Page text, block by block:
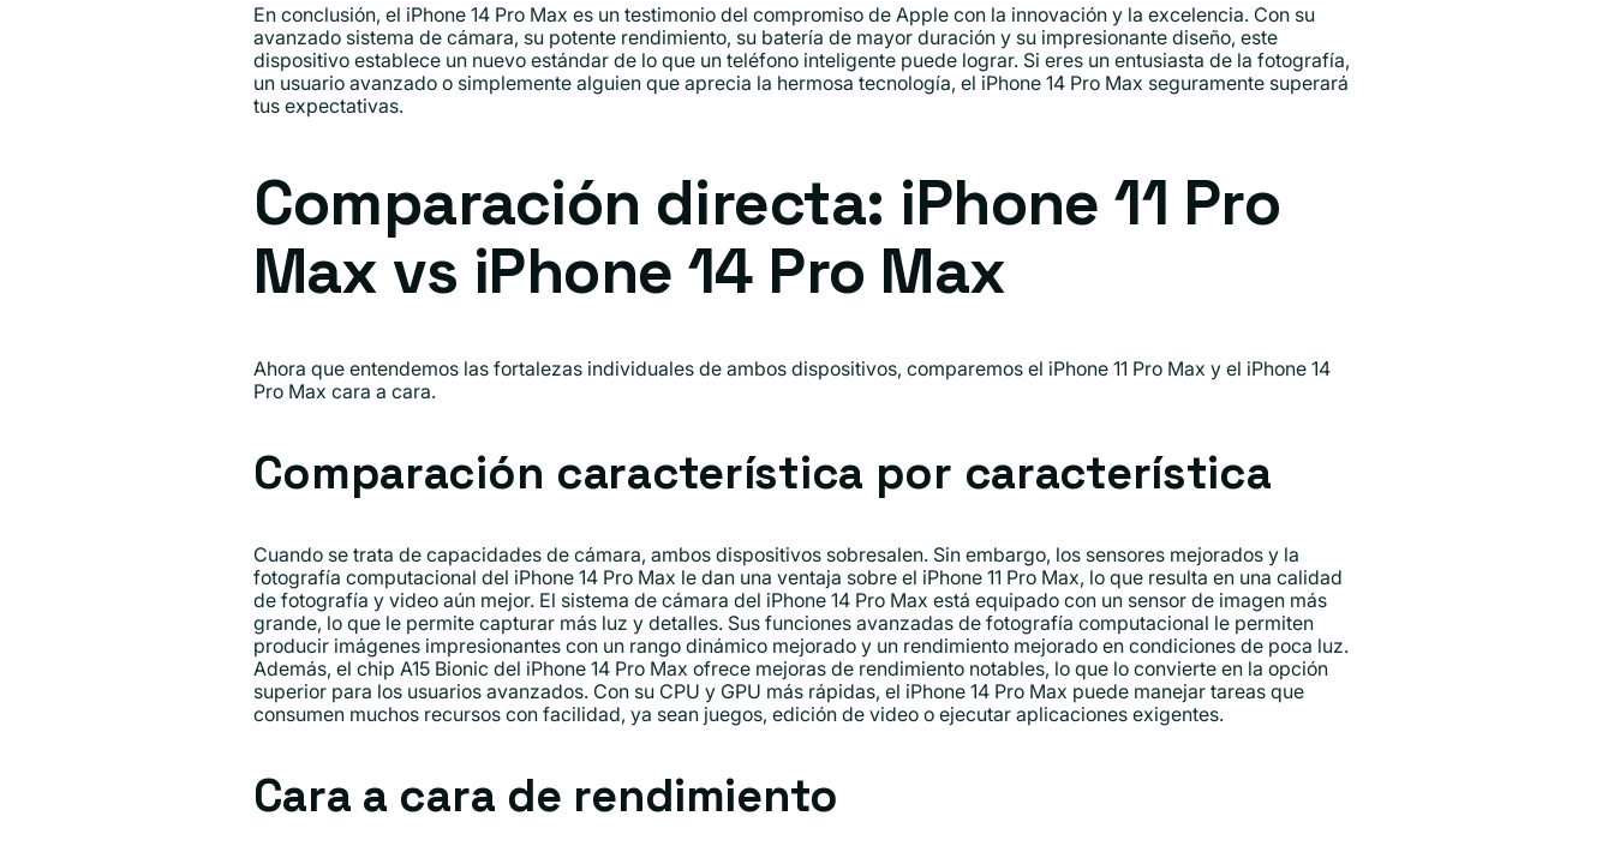
En conclusión, el iPhone 14 Pro Max es un testimonio del compromiso de Apple con la innovación y la excelencia. Con su
avanzado sistema de cámara, su potente rendimiento, su batería de mayor duración y su impresionante diseño, este
dispositivo establece un nuevo estándar de lo que un teléfono inteligente puede lograr. Si eres un entusiasta de la fotografía,
un usuario avanzado o simplemente alguien que aprecia la hermosa tecnología, el iPhone 14 Pro Max seguramente superará
tus expectativas.
Comparación directa: iPhone 11 Pro
Max vs iPhone 14 Pro Max
Ahora que entendemos las fortalezas individuales de ambos dispositivos, comparemos el iPhone 11 Pro Max y el iPhone 14
Pro Max cara a cara.
Comparación característica por característica
Cuando se trata de capacidades de cámara, ambos dispositivos sobresalen. Sin embargo, los sensores mejorados y la
fotografía computacional del iPhone 14 Pro Max le dan una ventaja sobre el iPhone 11 Pro Max, lo que resulta en una calidad
de fotografía y video aún mejor. El sistema de cámara del iPhone 14 Pro Max está equipado con un sensor de imagen más
grande, lo que le permite capturar más luz y detalles. Sus funciones avanzadas de fotografía computacional le permiten
producir imágenes impresionantes con un rango dinámico mejorado y un rendimiento mejorado en condiciones de poca luz.
Además, el chip A15 Bionic del iPhone 14 Pro Max ofrece mejoras de rendimiento notables, lo que lo convierte en la opción
superior para los usuarios avanzados. Con su CPU y GPU más rápidas, el iPhone 14 Pro Max puede manejar tareas que
consumen muchos recursos con facilidad, ya sean juegos, edición de video o ejecutar aplicaciones exigentes.
Cara a cara de rendimiento